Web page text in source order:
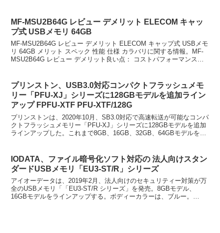
MF-MSU2B64G レビュー デメリット ELECOM キャッ
プ式 USBメモリ 64GB
MF-MSU2B64G レビュー デメリット ELECOM キャップ式 USBメモ
リ 64GB メリット スペック 性能 仕様 カラバリに関する情報。MF-
MSU2B64G レビュー デメリット良い点： コストパフォーマンスの
プリンストン、USB3.0対応コンパクトフラッシュメモ
リー「PFU-XJ」シリーズに128GBモデルを追加ライン
アップ FPFU-XTF PFU-XTF/128G
プリンストンは、2020年10月、SB3.0対応で高速転送が可能なコンパ
クトフラッシュメモリー「PFU-XJ」シリーズに128GBモデルを追加
ラインアップした。これまで8GB、16GB、32GB、64GBモデルをラ
IODATA、ファイル暗号化ソフト対応の 法人向けスタン
ダードUSBメモリ「EU3-ST/R」シリーズ
アイオーデータは、2019年2月、法人向けのセキュリティー対策が万
全のUSBメモリ「「EU3-ST/R シリーズ」を発売。8GBモデル、
16GBモデルをラインアップする。ボディーカラーは、ブルー。